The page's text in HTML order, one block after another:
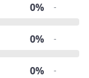
0% -
0% -
0% -